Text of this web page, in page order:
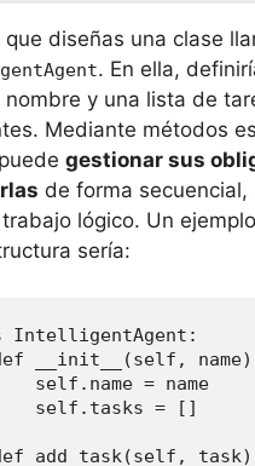
que diseñas una clase
. En ella,
nombre y una lista de
Mediante métodos
gestionar sus
de forma secuencial,
lógico. Un
sería:
IntelligentAgent:
__init__(self,
self.name = name
self.tasks = []
add_task(self,